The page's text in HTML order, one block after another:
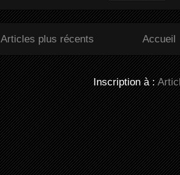
Articles plus récents Accueil
Inscription à :